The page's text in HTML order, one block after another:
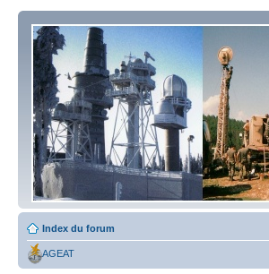
Index du forum
AGEAT